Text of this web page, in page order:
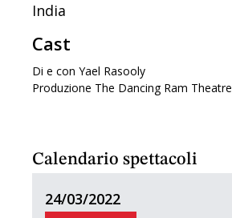
India
Cast
Di e con Yael Rasooly
Produzione The Dancing Ram Theatre
Calendario spettacoli
24/03/2022